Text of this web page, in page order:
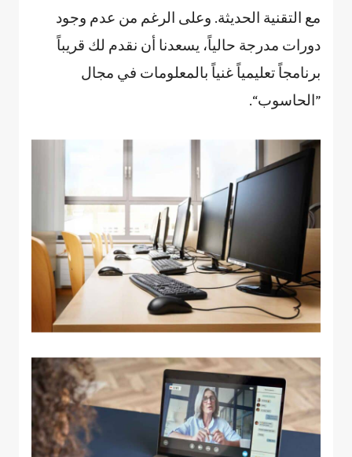
مع التقنية الحديثة. وعلى الرغم من عدم وجود
دورات مدرجة حالياً، يسعدنا أن نقدم لك قريباً
برنامجاً تعليمياً غنياً بالمعلومات في مجال
”الحاسوب“.